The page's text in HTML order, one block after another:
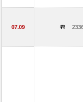
07.09